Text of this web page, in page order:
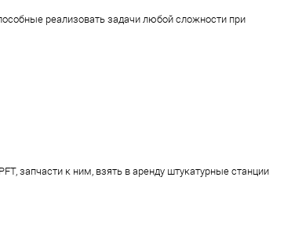
реализовать задачи любой сложности при
запчасти к ним, взять в аренду штукатурные станции